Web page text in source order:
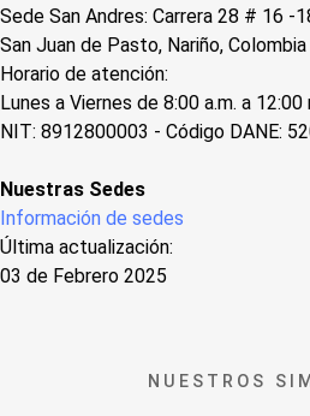
Sede San Andres: Carrera 28 # 16 -
San Juan de Pasto, Nariño, Colombia
Horario de atención:
Lunes a Viernes de 8:00 a.m. a 12:00
NIT: 8912800003 - Código DANE:
Nuestras Sedes
Información de sedes
Última actualización:
03 de Febrero 2025
NUESTROS